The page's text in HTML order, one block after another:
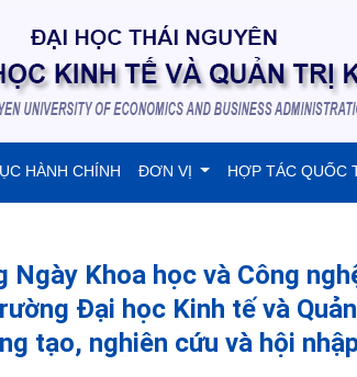
HÀNH CHÍNH ĐƠN VỊ HỢP TÁC QUỐC
Khoa học và Công
Đại học Kinh tế và
tạo, nghiên cứu và hội